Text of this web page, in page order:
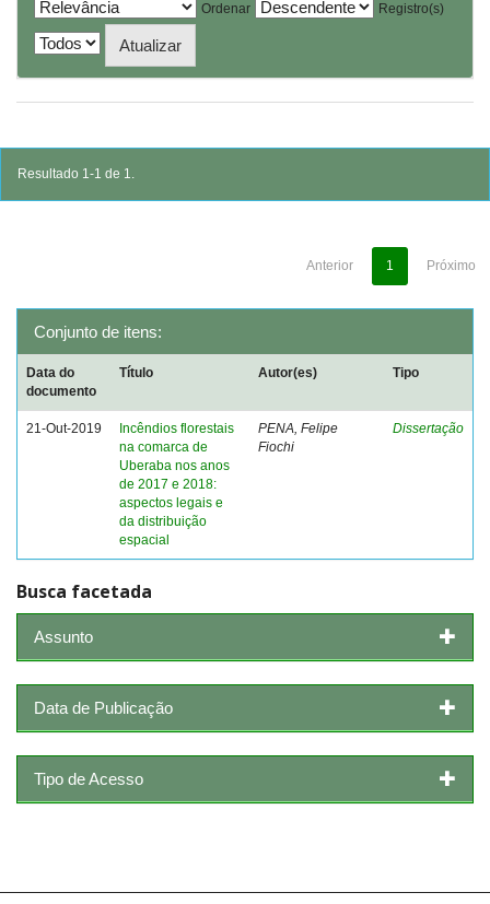
Ordenar
Registro(s)
Resultado 1-1 de 1.
Anterior 1 Próximo
Conjunto de itens:
Data do
documento
Título Autor(es) Tipo
21-Out-2019
Incêndios florestais
na comarca de
Uberaba nos anos
de 2017 e 2018:
aspectos legais e
da distribuição
espacial
PENA, Felipe
Fiochi
Dissertação
Busca facetada
Assunto
Data de Publicação
Tipo de Acesso